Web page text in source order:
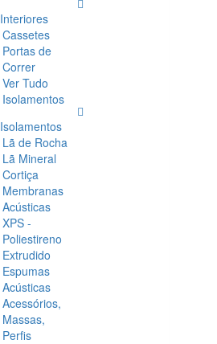
Interiores
Cassetes
Portas de
Correr
Ver Tudo
Isolamentos
Isolamentos
Lã de Rocha
Lã Mineral
Cortiça
Membranas
Acústicas
XPS -
Poliestireno
Extrudido
Espumas
Acústicas
Acessórios,
Massas,
Perfis